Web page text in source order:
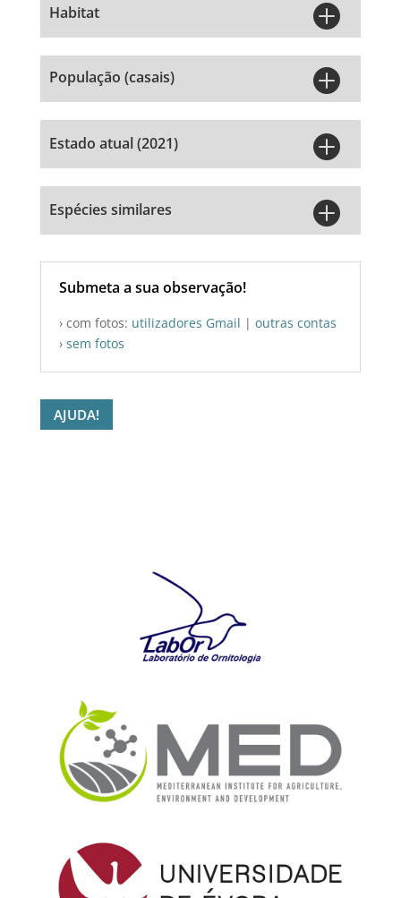
Habitat 
População (casais) 
Estado atual (2021) 
Espécies similares 
Submeta a sua observação!
› com fotos: utilizadores Gmail | outras contas
› sem fotos
AJUDA!